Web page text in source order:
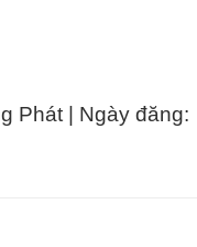
Phát | Ngày đăng: